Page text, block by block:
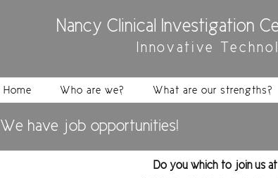
Nancy Clinical Investigation
Innovative
Home Who are we? What are our strengths?
We have job opportunities!
Do you which to join us at